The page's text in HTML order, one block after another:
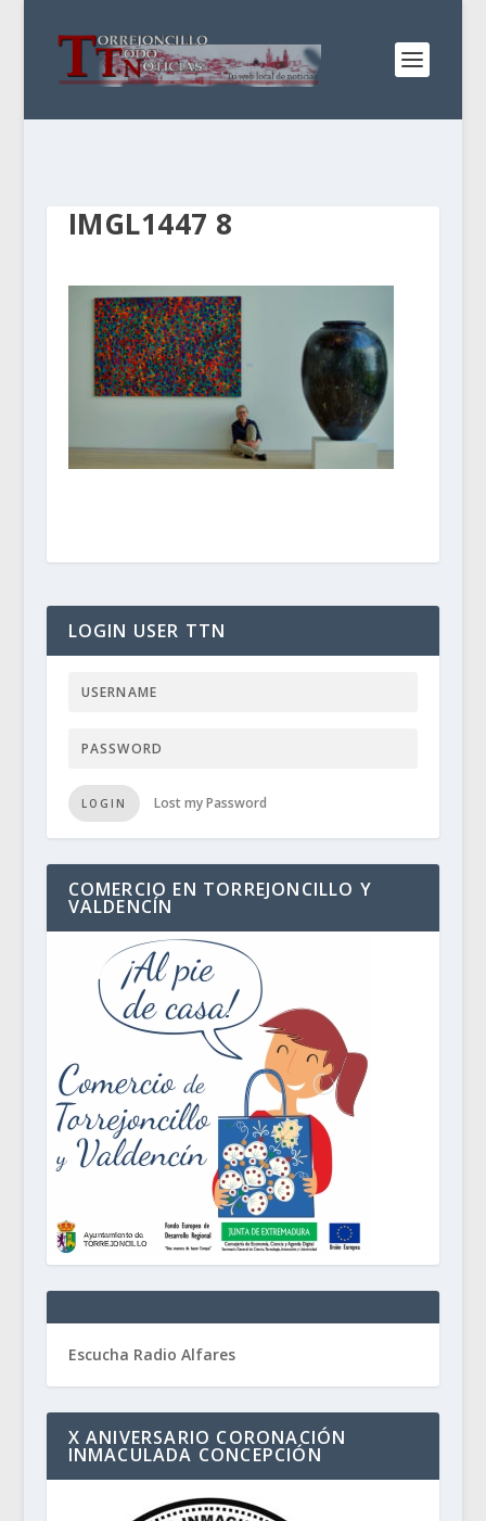
IMGL1447 8
LOGIN USER TTN
LOGIN Lost my Password
COMERCIO EN TORREJONCILLO Y
VALDENCÍN
Escucha Radio Alfares
X ANIVERSARIO CORONACIÓN
INMACULADA CONCEPCIÓN